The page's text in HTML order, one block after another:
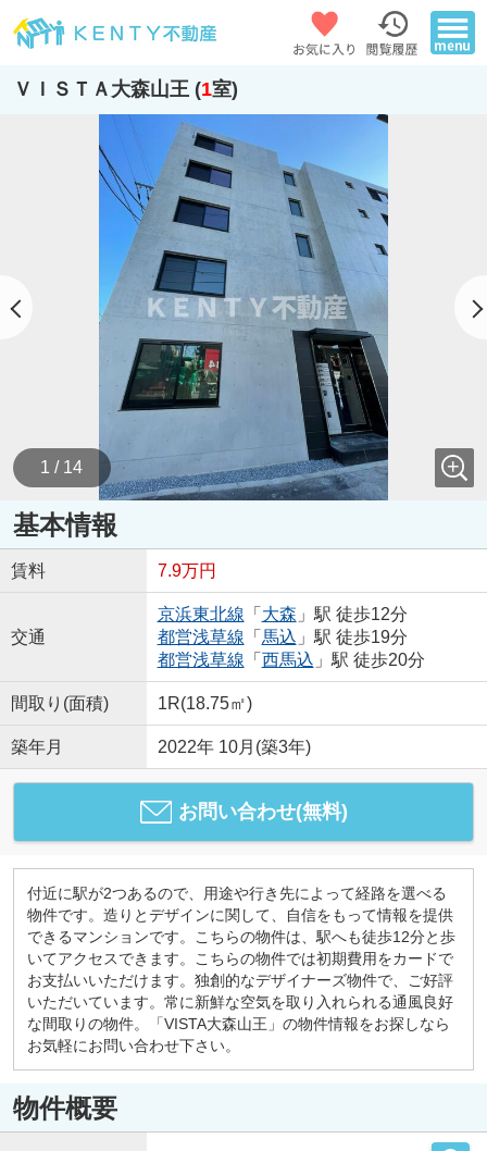
ＶＩＳＴＡ大森山王 (1室)
1 / 14
基本情報
賃料 7.9万円
交通
京浜東北線 「 大森 」駅 徒歩12分
都営浅草線 「 馬込 」駅 徒歩19分
都営浅草線 「 西馬込 」駅 徒歩20分
間取り(面積) 1R(18.75㎡)
築年月 2022年 10月(築3年)
お問い合わせ(無料)
付近に駅が2つあるので、用途や行き先によって経路を選べる
物件です。造りとデザインに関して、自信をもって情報を提供
できるマンションです。こちらの物件は、駅へも徒歩12分と歩
いてアクセスできます。こちらの物件では初期費用をカードで
お支払いいただけます。独創的なデザイナーズ物件で、ご好評
いただいています。常に新鮮な空気を取り入れられる通風良好
な間取りの物件。「VISTA大森山王」の物件情報をお探しなら
お気軽にお問い合わせ下さい。
物件概要